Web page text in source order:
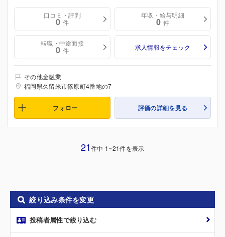
口コミ・評判
0 件
年収・給与明細
0 件
転職・中途面接
0 件 求人情報をチェック
その他金融業
福岡県久留米市篠原町4番地の7
フォロー 評価の詳細を見る
21件中 1~21件を表示
絞り込み条件を変更
投稿者属性で絞り込む